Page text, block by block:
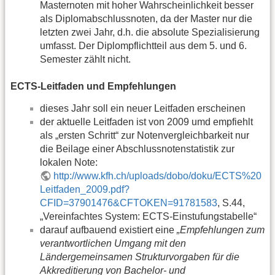
Masternoten mit hoher Wahrscheinlichkeit besser
als Diplomabschlussnoten, da der Master nur die
letzten zwei Jahr, d.h. die absolute Spezialisierung
umfasst. Der Diplompflichtteil aus dem 5. und 6.
Semester zählt nicht.
ECTS-Leitfaden und Empfehlungen
dieses Jahr soll ein neuer Leitfaden erscheinen
der aktuelle Leitfaden ist von 2009 umd empfiehlt
als „ersten Schritt“ zur Notenvergleichbarkeit nur
die Beilage einer Abschlussnotenstatistik zur
lokalen Note:
http://www.kfh.ch/uploads/dobo/doku/ECTS%20
Leitfaden_2009.pdf?
CFID=37901476&CFTOKEN=91781583, S.44,
„Vereinfachtes System: ECTS-Einstufungstabelle“
darauf aufbauend existiert eine „Empfehlungen zum
verantwortlichen Umgang mit den
Ländergemeinsamen Strukturvorgaben für die
Akkreditierung von Bachelor- und